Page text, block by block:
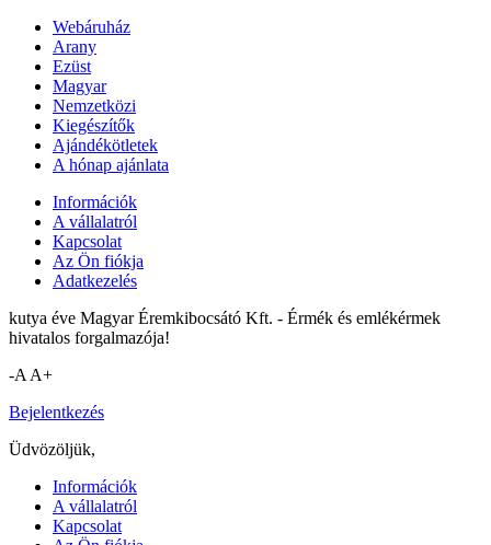
Webáruház
Arany
Ezüst
Magyar
Nemzetközi
Kiegészítők
Ajándékötletek
A hónap ajánlata
Információk
A vállalatról
Kapcsolat
Az Ön fiókja
Adatkezelés
kutya éve Magyar Éremkibocsátó Kft. - Érmék és emlékérmek
hivatalos forgalmazója!
-A A+
Bejelentkezés
Üdvözöljük,
Információk
A vállalatról
Kapcsolat